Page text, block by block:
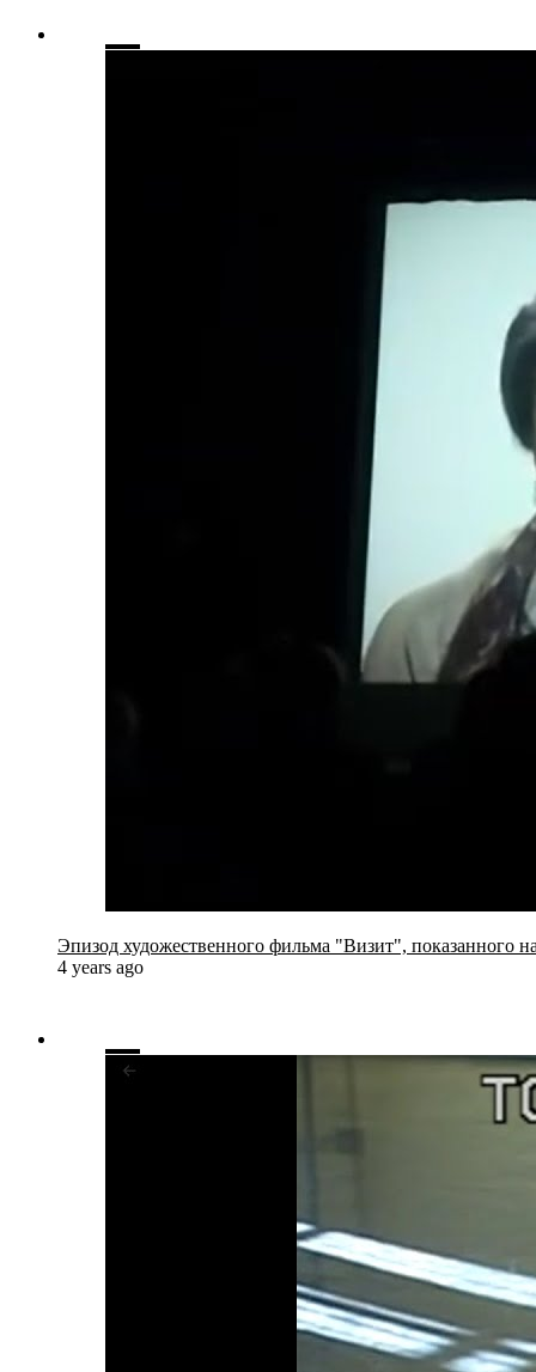
Эпизод художественного фильма "Визит", показанного
4 years ago